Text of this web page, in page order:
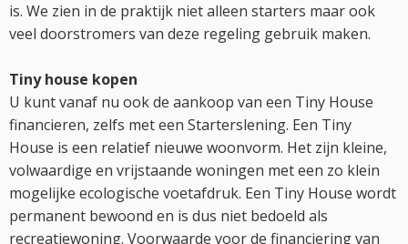
is. We zien in de praktijk niet alleen starters maar ook
veel doorstromers van deze regeling gebruik maken.
Tiny house kopen
U kunt vanaf nu ook de aankoop van een Tiny House
financieren, zelfs met een Starterslening. Een Tiny
House is een relatief nieuwe woonvorm. Het zijn kleine,
volwaardige en vrijstaande woningen met een zo klein
mogelijke ecologische voetafdruk. Een Tiny House wordt
permanent bewoond en is dus niet bedoeld als
recreatiewoning. Voorwaarde voor de financiering van